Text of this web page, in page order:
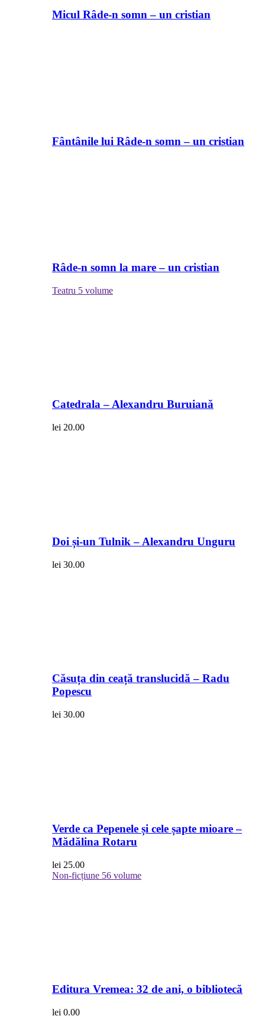
Micul Râde-n somn – un cristian
Fântânile lui Râde-n somn – un cristian
Râde-n somn la mare – un cristian
Teatru 5 volume
Catedrala – Alexandru Buruiană
lei 20.00
Doi și-un Tulnik – Alexandru Unguru
lei 30.00
Căsuța din ceață translucidă – Radu
Popescu
lei 30.00
Verde ca Pepenele și cele șapte mioare –
Mădălina Rotaru
lei 25.00
Non-ficțiune 56 volume
Editura Vremea: 32 de ani, o bibliotecă
lei 0.00